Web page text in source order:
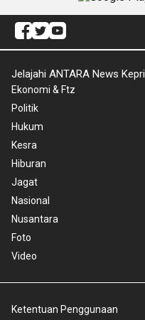
Jelajahi ANTARA News Kepri
Ekonomi & Ftz
Politik
Hukum
Kesra
Hiburan
Jagat
Nasional
Nusantara
Foto
Video
Ketentuan Penggunaan